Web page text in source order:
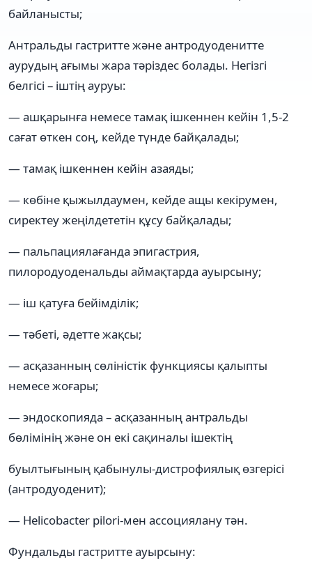
байланысты;
Антральды гастритте және антродуоденитте
аурудың ағымы жара тәріздес болады. Негізгі
белгісі – іштің ауруы:
— ашқарынға немесе тамақ ішкеннен кейін 1,5-2
сағат өткен соң, кейде түнде байқалады;
— тамақ ішкеннен кейін азаяды;
— көбіне қыжылдаумен, кейде ащы кекірумен,
сиректеу жеңілдететін құсу байқалады;
— пальпациялағанда эпигастрия,
пилородуоденальды аймақтарда ауырсыну;
— іш қатуға бейімділік;
— тәбеті, әдетте жақсы;
— асқазанның сөліністік функциясы қалыпты
немесе жоғары;
— эндоскопияда – асқазанның антральды
бөлімінің және он екі сақиналы ішектің
буылтығының қабынулы-дистрофиялық өзгерісі
(антродуоденит);
— Helicobacter pilori-мен ассоциялану тән.
Фундальды гастритте ауырсыну: